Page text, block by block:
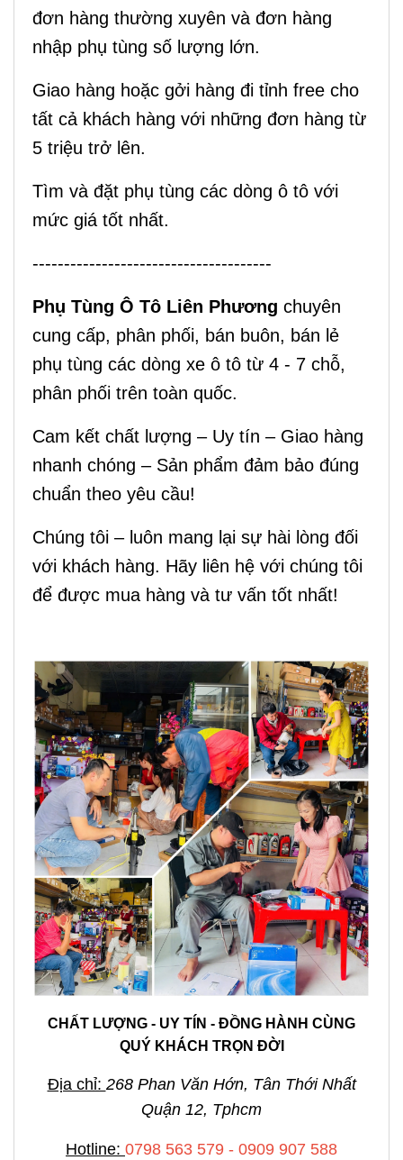
đơn hàng thường xuyên và đơn hàng
nhập phụ tùng số lượng lớn.
Giao hàng hoặc gởi hàng đi tỉnh free cho
tất cả khách hàng với những đơn hàng từ
5 triệu trở lên.
Tìm và đặt phụ tùng các dòng ô tô với
mức giá tốt nhất.
--------------------------------------
Phụ Tùng Ô Tô Liên Phương chuyên
cung cấp, phân phối, bán buôn, bán lẻ
phụ tùng các dòng xe ô tô từ 4 - 7 chỗ,
phân phối trên toàn quốc.
Cam kết chất lượng – Uy tín – Giao hàng
nhanh chóng – Sản phẩm đảm bảo đúng
chuẩn theo yêu cầu!
Chúng tôi – luôn mang lại sự hài lòng đối
với khách hàng. Hãy liên hệ với chúng tôi
để được mua hàng và tư vấn tốt nhất!
CHẤT LƯỢNG - UY TÍN - ĐỒNG HÀNH CÙNG
QUÝ KHÁCH TRỌN ĐỜI
Địa chỉ: 268 Phan Văn Hớn, Tân Thới Nhất
Quận 12, Tphcm
Hotline: 0798 563 579 - 0909 907 588